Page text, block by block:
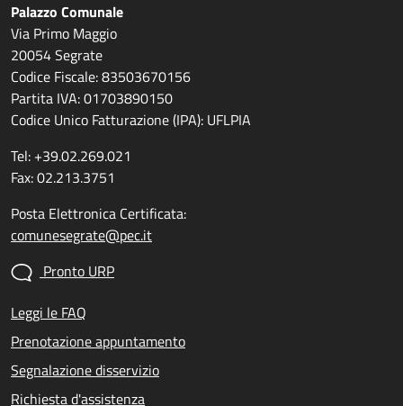
Palazzo Comunale
Via Primo Maggio
20054 Segrate
Codice Fiscale: 83503670156
Partita IVA: 01703890150
Codice Unico Fatturazione (IPA): UFLPIA
Tel: +39.02.269.021
Fax: 02.213.3751
Posta Elettronica Certificata:
comunesegrate@pec.it
Pronto URP
Leggi le FAQ
Prenotazione appuntamento
Segnalazione disservizio
Richiesta d'assistenza